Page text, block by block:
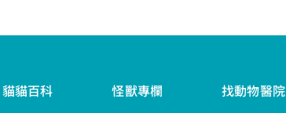
貓貓百科 怪獸專欄 找動物醫院